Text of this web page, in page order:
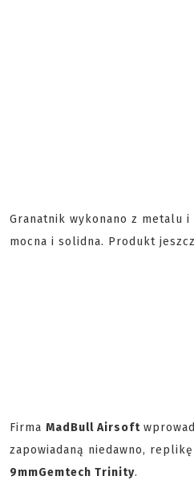
Granatnik wykonano z metalu
mocna i solidna. Produkt
Firma MadBull Airsoft
zapowiadaną niedawno,
9mmGemtech Trinity.